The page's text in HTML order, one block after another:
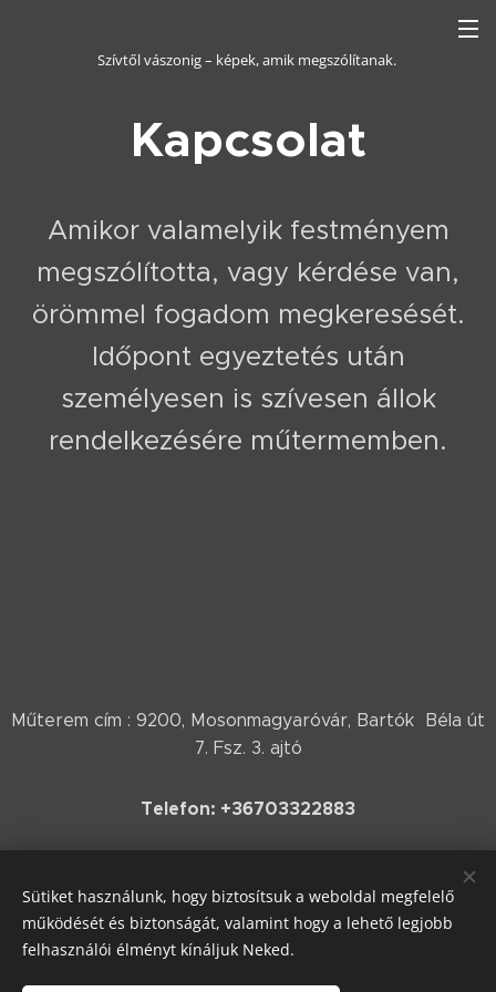
Szívtől vászonig – képek, amik megszólítanak.
Kapcsolat
Amikor valamelyik festményem
megszólította, vagy kérdése van,
örömmel fogadom megkeresését.
Időpont egyeztetés után
személyesen is szívesen állok
rendelkezésére műtermemben.
Műterem cím : 9200, Mosonmagyaróvár, Bartók Béla út
7. Fsz. 3. ajtó
Telefon: +36703322883
Sütiket használunk, hogy biztosítsuk a weboldal megfelelő
működését és biztonságát, valamint hogy a lehető legjobb
felhasználói élményt kínáljuk Neked.